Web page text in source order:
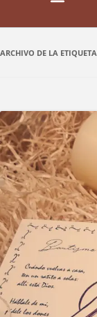
ARCHIVO DE LA